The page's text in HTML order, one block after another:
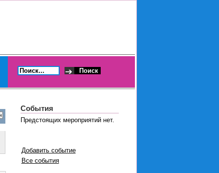
События
Предстоящих мероприятий нет.
Добавить событие
Все события